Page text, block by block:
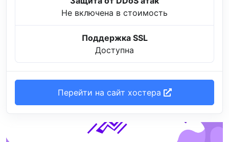
Не включена в стоимость
Поддержка SSL
Доступна
Перейти на сайт хостера